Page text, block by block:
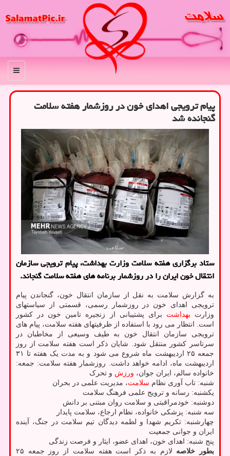
منو
پیام ترویجی اهدای خون در روزشمار هفته سلامت
گنجانده شد
ستاد برگزاری هفته سلامت وزارت بهداشت، پیام ترویجی سازمان
انتقال خون ایران را در روزشمار برنامه های هفته سلامت گنجاند.
به گزارش سلامت به نقل از سازمان انتقال خون، گنجاندن پیام
ترویجی اهدای خون در روزشمار رسمی، قسمتی از سیاستهای
وزارت بهداشت برای پشتیبانی از زنجیره تامین خون در کشور
است. انتظار می رود با استفاده از ظرفیتهای هفته سلامت، پیام های
ترویجی سازمان انتقال خون به طیف وسیعی از مخاطبان در
سرتاسر کشور منتقل شود. شایان ذکر است هفته سلامت از روز
جمعه ۲۵ اردیبهشت ماه شروع می شود و به مدت یک هفته تا ۳۱
اردیبهشت ماه، ادامه خواهد داشت. روزشمار هفته سلامت: جمعه:
خانواده سالم، ایران جوان، ورزش و تحرک
شنبه: تاب آوری نظام سلامت، مدیریت علمی در بحران
یکشنبه: رسانه و ترویج علمی فرهنگ سلامت
دوشنبه: خودمراقبتی و سلامت روان مبتنی بر دانش
سه شنبه: پزشکی خانواده، نظام ارجاع، سلامت پایدار
چهارشنبه: تکریم شهدا و لطمه دیدگان تیم سلامت در جنگ، آینده
ایران و جوانی جمعیت
پنج شنبه: اهدای خون، اهدای عضو، ایثار و فرصت زندگی
بطور خلاصه
لازم به ذکر است هفته سلامت از روز جمعه ۲۵